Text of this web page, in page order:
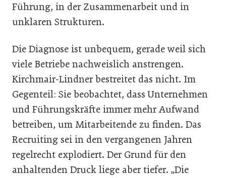
Führung, in der Zusammenarbeit und in
unklaren Strukturen.
Die Diagnose ist unbequem, gerade weil sich
viele Betriebe nachweislich anstrengen.
Kirchmair-Lindner bestreitet das nicht. Im
Gegenteil: Sie beobachtet, dass Unternehmen
und Führungskräfte immer mehr Aufwand
betreiben, um Mitarbeitende zu finden. Das
Recruiting sei in den vergangenen Jahren
regelrecht explodiert. Der Grund für den
anhaltenden Druck liege aber tiefer. „Die